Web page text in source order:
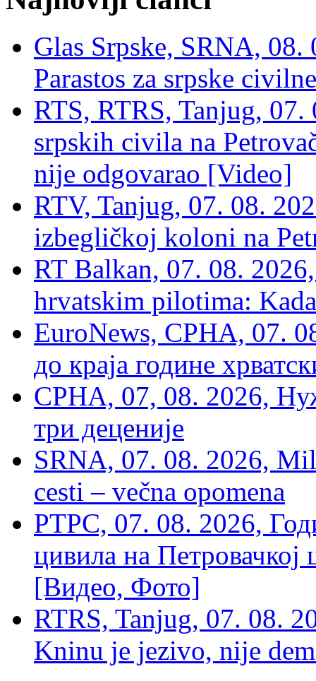
Glas Srpske, SRNA,
Parastos za srpske
RTS, RTRS, Tanjug,
srpskih civila na
nije odgovarao [Video]
RTV, Tanjug, 07. 08.
izbegličkoj koloni na
RT Balkan, 07. 08.
hrvatskim pilotima:
EuroNews, СРНА, 07.
до краја године
СРНА, 07, 08. 2026,
три деценије
SRNA, 07. 08. 2026,
cesti – večna opomena
РТРС, 07. 08. 2026,
цивила на Петровачкој
[Видео, Фото]
RTRS, Tanjug, 07. 08.
Kninu je jezivo, nije